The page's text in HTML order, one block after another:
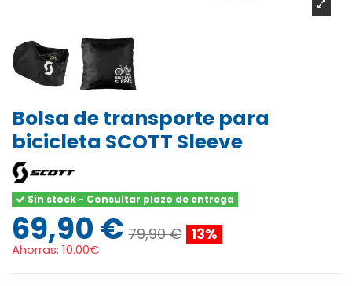
Bolsa de transporte para
bicicleta SCOTT Sleeve
Sin stock - Consultar plazo de entrega
69,90 € 79,90 € 13%
Ahorras: 10.00€